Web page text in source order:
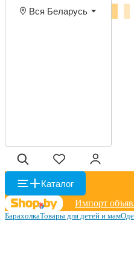
Вся Беларусь
Каталог
Импорт
БарахолкаТовары для детей и мам